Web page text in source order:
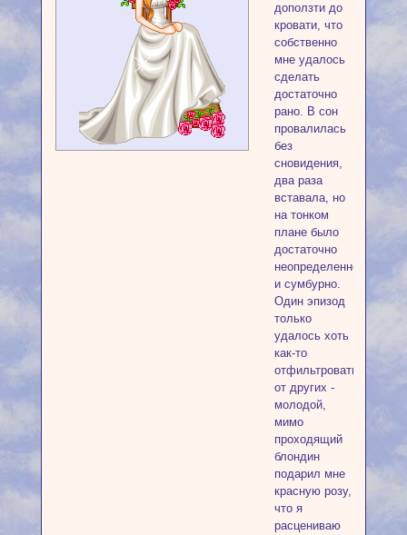
доползти до
кровати, что
собственно
мне удалось
сделать
достаточно
рано. В сон
провалилась
без
сновидения,
два раза
вставала, но
на тонком
плане было
достаточно
неопределенно
и сумбурно.
Один эпизод
только
удалось хоть
как-то
отфильтровать
от других -
молодой,
мимо
проходящий
блондин
подарил мне
красную розу,
что я
расцениваю